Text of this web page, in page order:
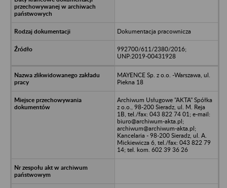
Dokumentacja pracownicza
992700/611/2380/2016;
UNP:2019-00431928
MAYENCE Sp. z o.o. -Warszawa, ul.
Piekna 18
Archiwum Usługowe "AKTA" Spółka
z o.o., 98-200 Sieradz, ul. M. Reja
1B, tel./fax: 043 822 74 01; e-mail:
biuro@archiwum-akta.pl;
archiwum@archiwum-akta.pl;
Kancelaria - 98-200 Sieradz, ul. A.
Mickiewicza 6, tel./fax: 043 822 79
14; tel. kom. 602 39 36 26